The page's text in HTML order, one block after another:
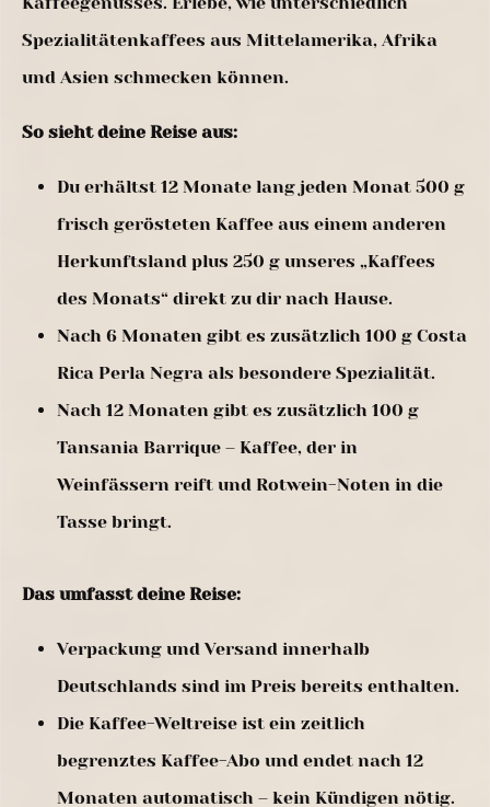
Spezialitätenkaffees aus Mittelamerika, Afrika
und Asien schmecken können.
So sieht deine Reise aus:
Du erhältst 12 Monate lang jeden Monat 500 g
frisch gerösteten Kaffee aus einem anderen
Herkunftsland plus 250 g unseres „Kaffees
des Monats“ direkt zu dir nach Hause.
Nach 6 Monaten gibt es zusätzlich 100 g Costa
Rica Perla Negra als besondere Spezialität.
Nach 12 Monaten gibt es zusätzlich 100 g
Tansania Barrique – Kaffee, der in
Weinfässern reift und Rotwein-Noten in die
Tasse bringt.
Das umfasst deine Reise:
Verpackung und Versand innerhalb
Deutschlands sind im Preis bereits enthalten.
Die Kaffee-Weltreise ist ein zeitlich
begrenztes Kaffee-Abo und endet nach 12
Monaten automatisch – kein Kündigen nötig.